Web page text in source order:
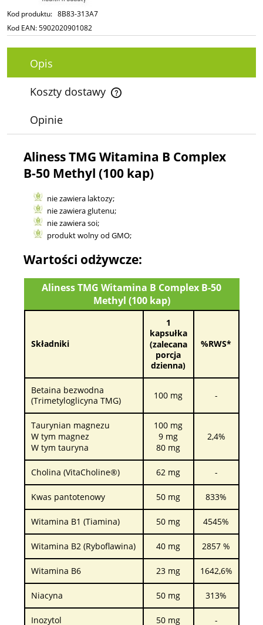
Kod produktu: 8B83-313A7
Kod EAN:5902020901082
Opis
Koszty dostawy
Cena nie zawiera ewentualnych kosztów płatności
Opinie
Aliness TMG Witamina B Complex
B-50 Methyl (100 kap)
nie zawiera laktozy;
nie zawiera glutenu;
nie zawiera soi;
produkt wolny od GMO;
Wartości odżywcze:
Aliness TMG Witamina B Complex B-50
Methyl (100 kap)
Składniki
1
kapsułka
(zalecana
porcja
dzienna)
%RWS*
Betaina bezwodna
(Trimetyloglicyna TMG)
100 mg -
Taurynian magnezu
W tym magnez
W tym tauryna
100 mg
9 mg
80 mg
2,4%
Cholina (VitaCholine®) 62 mg -
Kwas pantotenowy 50 mg 833%
Witamina B1 (Tiamina) 50 mg 4545%
Witamina B2 (Ryboflawina) 40 mg 2857 %
Witamina B6 23 mg 1642,6%
Niacyna 50 mg 313%
Inozytol 50 mg -